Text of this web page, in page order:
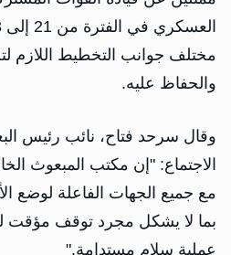
مختلف جوانب التخطيط اللازم
والحفاظ عليه.
وقال سرحد فتاح، نائب رئيس
الاجتماع: "إن مكتب المبعوث
مع جميع الجهات الفاعلة لوضع
بما لا يشكل مجرد توقف مؤقت
عملية سلام مستدامة."